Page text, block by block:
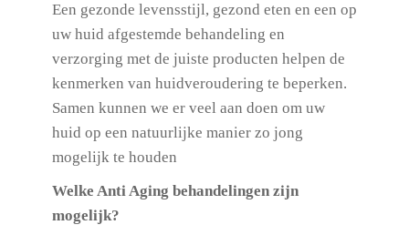
Een gezonde levensstijl, gezond eten en een op
uw huid afgestemde behandeling en
verzorging met de juiste producten helpen de
kenmerken van huidveroudering te beperken.
Samen kunnen we er veel aan doen om uw
huid op een natuurlijke manier zo jong
mogelijk te houden
Welke Anti Aging behandelingen zijn
mogelijk?